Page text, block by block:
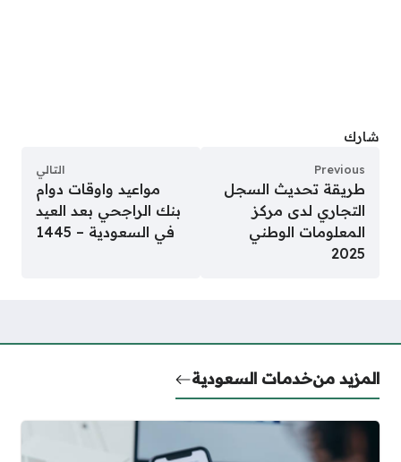
شارك
Previous
طريقة تحديث السجل
التجاري لدى مركز
المعلومات الوطني
2025
التالي
مواعيد واوقات دوام
بنك الراجحي بعد العيد
في السعودية – 1445
المزيد منخدمات السعودية